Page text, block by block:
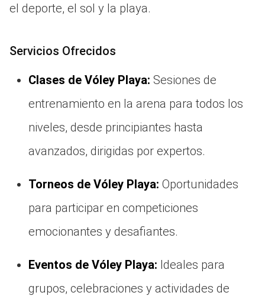
el deporte, el sol y la playa.
Servicios Ofrecidos
Clases de Vóley Playa: Sesiones de
entrenamiento en la arena para todos los
niveles, desde principiantes hasta
avanzados, dirigidas por expertos.
Torneos de Vóley Playa: Oportunidades
para participar en competiciones
emocionantes y desafiantes.
Eventos de Vóley Playa: Ideales para
grupos, celebraciones y actividades de